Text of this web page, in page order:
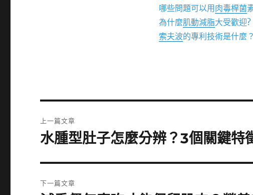
哪些問題可以用 肉毒桿菌
為什麼肌動減脂大受歡迎?
索夫波的專利技術是什麼
章
上一篇文章
上
篇
文
章:
水腫型肚子怎麼分辨？3個關鍵特
下一篇文章